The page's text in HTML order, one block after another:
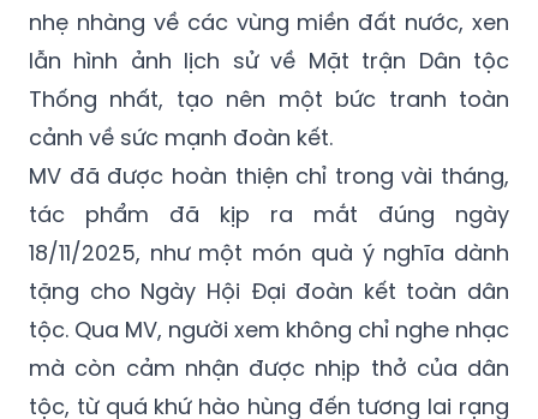
nhẹ nhàng về các vùng miền đất nước, xen
lẫn hình ảnh lịch sử về Mặt trận Dân tộc
Thống nhất, tạo nên một bức tranh toàn
cảnh về sức mạnh đoàn kết.
MV đã được hoàn thiện chỉ trong vài tháng,
tác phẩm đã kịp ra mắt đúng ngày
18/11/2025, như một món quà ý nghĩa dành
tặng cho Ngày Hội Đại đoàn kết toàn dân
tộc. Qua MV, người xem không chỉ nghe nhạc
mà còn cảm nhận được nhịp thở của dân
tộc, từ quá khứ hào hùng đến tương lai rạng